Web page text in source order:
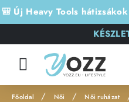
🎒 Új Heavy Tools
Női Női ruházat